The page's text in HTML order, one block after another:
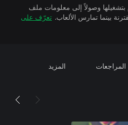
بتشغيلها وصولاً إلى معلومات ملف
تعرّف على
المراجعات المزيد